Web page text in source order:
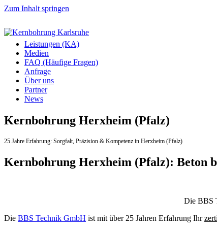
Zum Inhalt springen
Leistungen (KA)
Medien
FAQ (Häufige Fragen)
Anfrage
Über uns
Partner
News
Kernbohrung Herxheim (Pfalz)
25 Jahre Erfahrung: Sorgfalt, Präzision & Kompetenz in Herxheim (Pfalz)
Kernbohrung Herxheim (Pfalz): Beton
Die BBS
Die BBS Technik GmbH ist mit über 25 Jahren Erfahrung Ihr